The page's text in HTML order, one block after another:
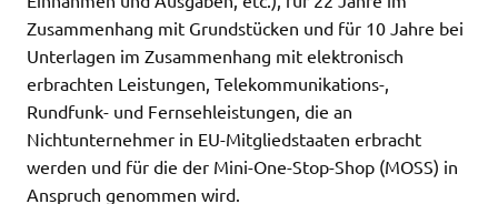
Zusammenhang mit Grundstücken und für 10 Jahre bei
Unterlagen im Zusammenhang mit elektronisch
erbrachten Leistungen, Telekommunikations-,
Rundfunk- und Fernsehleistungen, die an
Nichtunternehmer in EU-Mitgliedstaaten erbracht
werden und für die der Mini-One-Stop-Shop (MOSS) in
Anspruch genommen wird.